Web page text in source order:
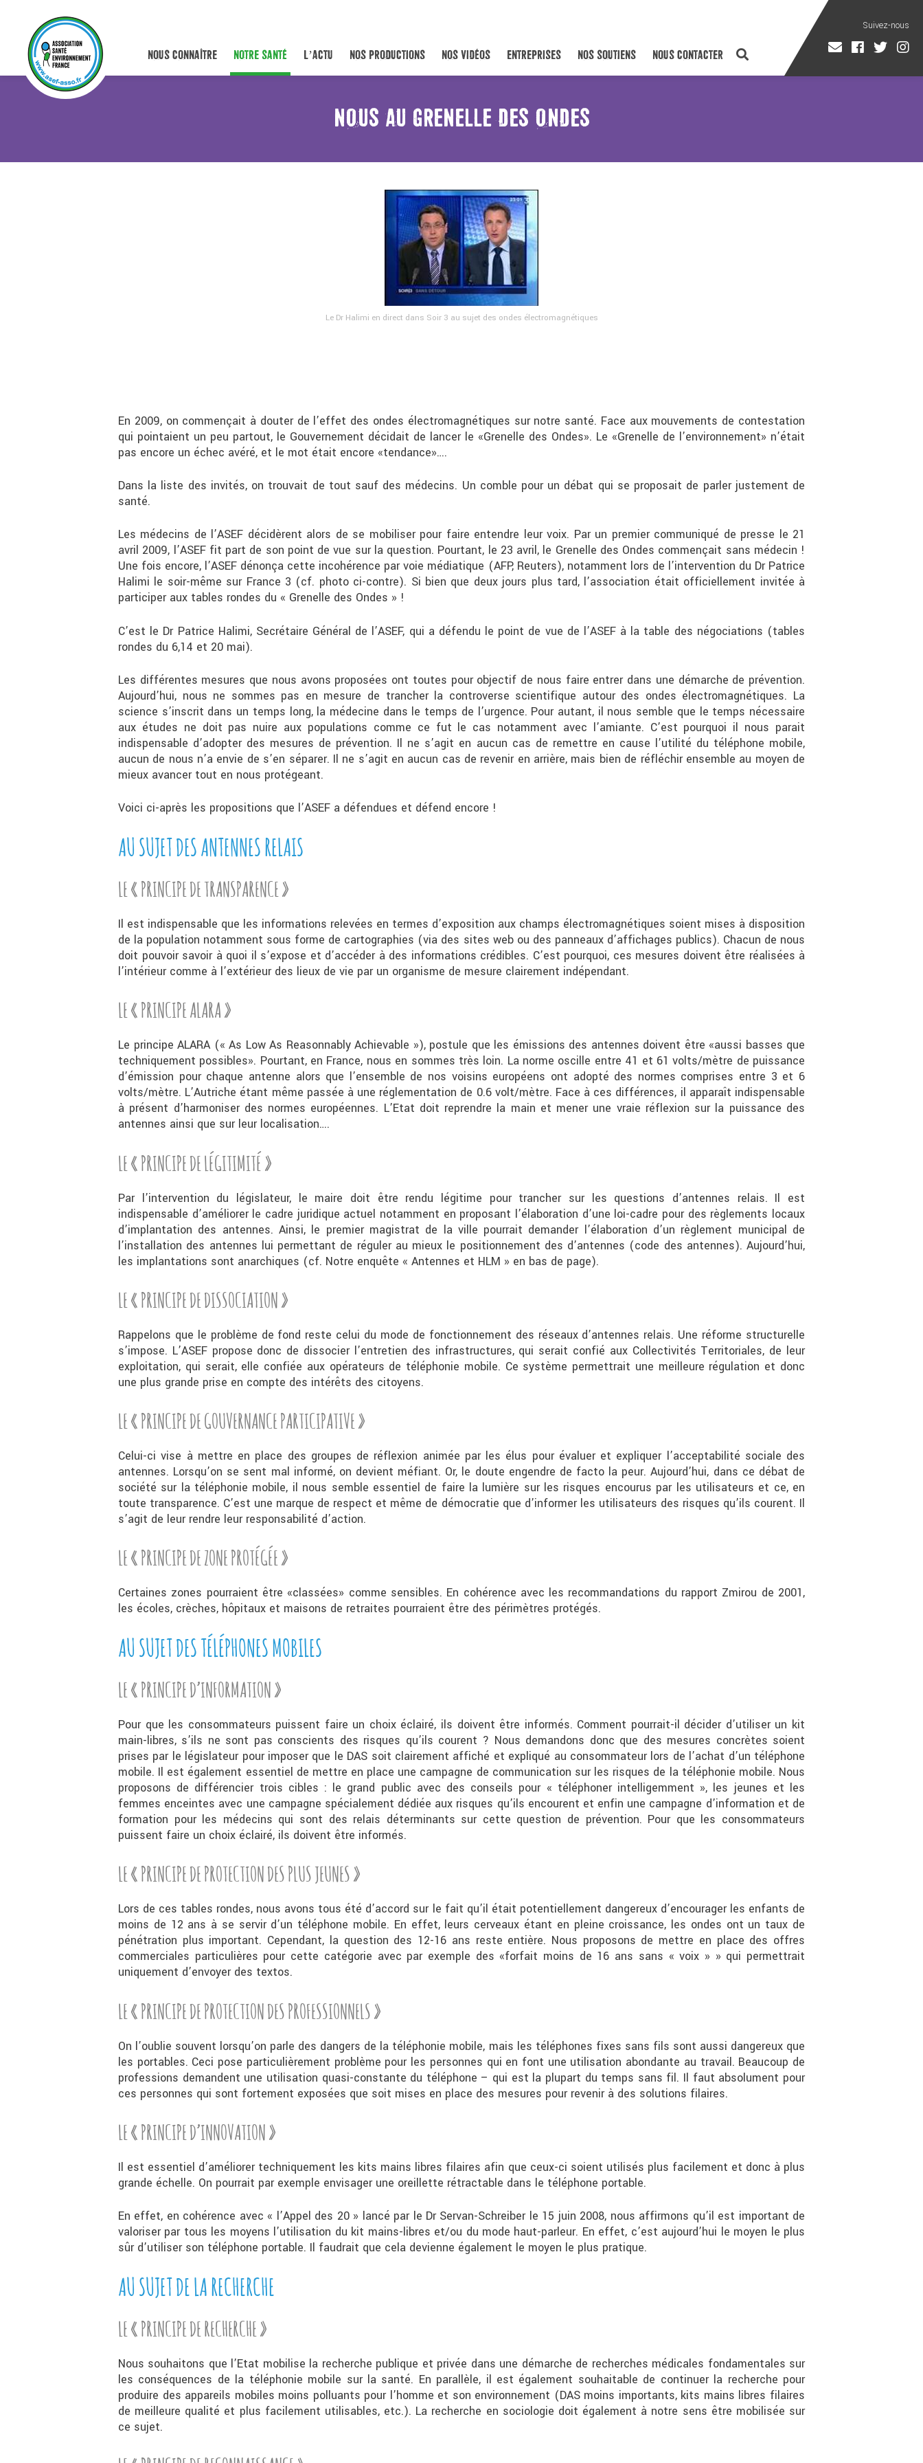
NOUS CONNAÎTRE NOTRE SANTÉ L’ACTU NOS PRODUCTIONS NOS VIDÉOS ENTREPRISES NOS SOUTIENS NOUS CONTACTER
NOUS AU GRENELLE DES ONDES
Le Dr Halimi en direct dans Soir 3 au sujet des ondes électromagnétiques
En 2009, on commençait à douter de l’effet des ondes électromagnétiques sur notre santé. Face aux mouvements de contestation
qui pointaient un peu partout, le Gouvernement décidait de lancer le «Grenelle des Ondes». Le «Grenelle de l’environnement» n’était
pas encore un échec avéré, et le mot était encore «tendance»….
Dans la liste des invités, on trouvait de tout sauf des médecins. Un comble pour un débat qui se proposait de parler justement de
santé.
Les médecins de l’ASEF décidèrent alors de se mobiliser pour faire entendre leur voix. Par un premier communiqué de presse le 21
avril 2009, l’ASEF fit part de son point de vue sur la question. Pourtant, le 23 avril, le Grenelle des Ondes commençait sans médecin !
Une fois encore, l’ASEF dénonça cette incohérence par voie médiatique (AFP, Reuters), notamment lors de l’intervention du Dr Patrice
Halimi le soir-même sur France 3 (cf. photo ci-contre). Si bien que deux jours plus tard, l’association était officiellement invitée à
participer aux tables rondes du « Grenelle des Ondes » !
C’est le Dr Patrice Halimi, Secrétaire Général de l’ASEF, qui a défendu le point de vue de l’ASEF à la table des négociations (tables
rondes du 6,14 et 20 mai).
Les différentes mesures que nous avons proposées ont toutes pour objectif de nous faire entrer dans une démarche de prévention.
Aujourd’hui, nous ne sommes pas en mesure de trancher la controverse scientifique autour des ondes électromagnétiques. La
science s’inscrit dans un temps long, la médecine dans le temps de l’urgence. Pour autant, il nous semble que le temps nécessaire
aux études ne doit pas nuire aux populations comme ce fut le cas notamment avec l’amiante. C’est pourquoi il nous parait
indispensable d’adopter des mesures de prévention. Il ne s’agit en aucun cas de remettre en cause l’utilité du téléphone mobile,
aucun de nous n’a envie de s’en séparer. Il ne s’agit en aucun cas de revenir en arrière, mais bien de réfléchir ensemble au moyen de
mieux avancer tout en nous protégeant.
Voici ci-après les propositions que l’ASEF a défendues et défend encore !
AU SUJET DES ANTENNES RELAIS
LE « PRINCIPE DE TRANSPARENCE »
Il est indispensable que les informations relevées en termes d’exposition aux champs électromagnétiques soient mises à disposition
de la population notamment sous forme de cartographies (via des sites web ou des panneaux d’affichages publics). Chacun de nous
doit pouvoir savoir à quoi il s’expose et d’accéder à des informations crédibles. C’est pourquoi, ces mesures doivent être réalisées à
l’intérieur comme à l’extérieur des lieux de vie par un organisme de mesure clairement indépendant.
LE « PRINCIPE ALARA »
Le principe ALARA (« As Low As Reasonnably Achievable »), postule que les émissions des antennes doivent être «aussi basses que
techniquement possibles». Pourtant, en France, nous en sommes très loin. La norme oscille entre 41 et 61 volts/mètre de puissance
d’émission pour chaque antenne alors que l’ensemble de nos voisins européens ont adopté des normes comprises entre 3 et 6
volts/mètre. L’Autriche étant même passée à une réglementation de 0.6 volt/mètre. Face à ces différences, il apparaît indispensable
à présent d’harmoniser des normes européennes. L’Etat doit reprendre la main et mener une vraie réflexion sur la puissance des
antennes ainsi que sur leur localisation….
LE « PRINCIPE DE LÉGITIMITÉ »
Par l’intervention du législateur, le maire doit être rendu légitime pour trancher sur les questions d’antennes relais. Il est
indispensable d’améliorer le cadre juridique actuel notamment en proposant l’élaboration d’une loi-cadre pour des règlements locaux
d’implantation des antennes. Ainsi, le premier magistrat de la ville pourrait demander l’élaboration d’un règlement municipal de
l’installation des antennes lui permettant de réguler au mieux le positionnement des d’antennes (code des antennes). Aujourd’hui,
les implantations sont anarchiques (cf. Notre enquête « Antennes et HLM » en bas de page).
LE « PRINCIPE DE DISSOCIATION »
Rappelons que le problème de fond reste celui du mode de fonctionnement des réseaux d’antennes relais. Une réforme structurelle
s’impose. L’ASEF propose donc de dissocier l’entretien des infrastructures, qui serait confié aux Collectivités Territoriales, de leur
exploitation, qui serait, elle confiée aux opérateurs de téléphonie mobile. Ce système permettrait une meilleure régulation et donc
une plus grande prise en compte des intérêts des citoyens.
LE « PRINCIPE DE GOUVERNANCE PARTICIPATIVE »
Celui-ci vise à mettre en place des groupes de réflexion animée par les élus pour évaluer et expliquer l’acceptabilité sociale des
antennes. Lorsqu’on se sent mal informé, on devient méfiant. Or, le doute engendre de facto la peur. Aujourd’hui, dans ce débat de
société sur la téléphonie mobile, il nous semble essentiel de faire la lumière sur les risques encourus par les utilisateurs et ce, en
toute transparence. C’est une marque de respect et même de démocratie que d’informer les utilisateurs des risques qu’ils courent. Il
s’agit de leur rendre leur responsabilité d’action.
LE « PRINCIPE DE ZONE PROTÉGÉE »
Certaines zones pourraient être «classées» comme sensibles. En cohérence avec les recommandations du rapport Zmirou de 2001,
les écoles, crèches, hôpitaux et maisons de retraites pourraient être des périmètres protégés.
AU SUJET DES TÉLÉPHONES MOBILES
LE « PRINCIPE D’INFORMATION »
Pour que les consommateurs puissent faire un choix éclairé, ils doivent être informés. Comment pourrait-il décider d’utiliser un kit
main-libres, s’ils ne sont pas conscients des risques qu’ils courent ? Nous demandons donc que des mesures concrètes soient
prises par le législateur pour imposer que le DAS soit clairement affiché et expliqué au consommateur lors de l’achat d’un téléphone
mobile. Il est également essentiel de mettre en place une campagne de communication sur les risques de la téléphonie mobile. Nous
proposons de différencier trois cibles : le grand public avec des conseils pour « téléphoner intelligemment », les jeunes et les
femmes enceintes avec une campagne spécialement dédiée aux risques qu’ils encourent et enfin une campagne d’information et de
formation pour les médecins qui sont des relais déterminants sur cette question de prévention. Pour que les consommateurs
puissent faire un choix éclairé, ils doivent être informés.
LE « PRINCIPE DE PROTECTION DES PLUS JEUNES »
Lors de ces tables rondes, nous avons tous été d’accord sur le fait qu’il était potentiellement dangereux d’encourager les enfants de
moins de 12 ans à se servir d’un téléphone mobile. En effet, leurs cerveaux étant en pleine croissance, les ondes ont un taux de
pénétration plus important. Cependant, la question des 12-16 ans reste entière. Nous proposons de mettre en place des offres
commerciales particulières pour cette catégorie avec par exemple des «forfait moins de 16 ans sans « voix » » qui permettrait
uniquement d’envoyer des textos.
LE « PRINCIPE DE PROTECTION DES PROFESSIONNELS »
On l’oublie souvent lorsqu’on parle des dangers de la téléphonie mobile, mais les téléphones fixes sans fils sont aussi dangereux que
les portables. Ceci pose particulièrement problème pour les personnes qui en font une utilisation abondante au travail. Beaucoup de
professions demandent une utilisation quasi-constante du téléphone – qui est la plupart du temps sans fil. Il faut absolument pour
ces personnes qui sont fortement exposées que soit mises en place des mesures pour revenir à des solutions filaires.
LE « PRINCIPE D’INNOVATION »
Il est essentiel d’améliorer techniquement les kits mains libres filaires afin que ceux-ci soient utilisés plus facilement et donc à plus
grande échelle. On pourrait par exemple envisager une oreillette rétractable dans le téléphone portable.
En effet, en cohérence avec « l’Appel des 20 » lancé par le Dr Servan-Schreiber le 15 juin 2008, nous affirmons qu’il est important de
valoriser par tous les moyens l’utilisation du kit mains-libres et/ou du mode haut-parleur. En effet, c’est aujourd’hui le moyen le plus
sûr d’utiliser son téléphone portable. Il faudrait que cela devienne également le moyen le plus pratique.
AU SUJET DE LA RECHERCHE
LE « PRINCIPE DE RECHERCHE »
Nous souhaitons que l’Etat mobilise la recherche publique et privée dans une démarche de recherches médicales fondamentales sur
les conséquences de la téléphonie mobile sur la santé. En parallèle, il est également souhaitable de continuer la recherche pour
produire des appareils mobiles moins polluants pour l’homme et son environnement (DAS moins importants, kits mains libres filaires
de meilleure qualité et plus facilement utilisables, etc.). La recherche en sociologie doit également à notre sens être mobilisée sur
ce sujet.